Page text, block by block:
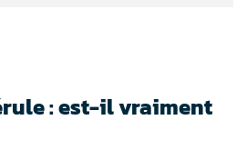
: est-il vraiment